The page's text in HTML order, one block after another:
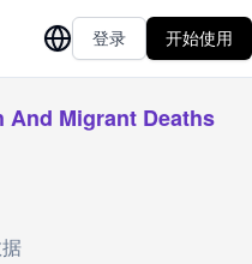
登录 开始使用
And Migrant Deaths